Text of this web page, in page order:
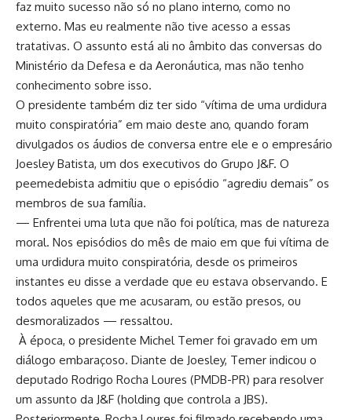
faz muito sucesso não só no plano interno, como no
externo. Mas eu realmente não tive acesso a essas
tratativas. O assunto está ali no âmbito das conversas do
Ministério da Defesa e da Aeronáutica, mas não tenho
conhecimento sobre isso.
O presidente também diz ter sido “vítima de uma urdidura
muito conspiratória” em maio deste ano, quando foram
divulgados os áudios de conversa entre ele e o empresário
Joesley Batista, um dos executivos do Grupo J&F. O
peemedebista admitiu que o episódio “agrediu demais” os
membros de sua família.
— Enfrentei uma luta que não foi política, mas de natureza
moral. Nos episódios do mês de maio em que fui vítima de
uma urdidura muito conspiratória, desde os primeiros
instantes eu disse a verdade que eu estava observando. E
todos aqueles que me acusaram, ou estão presos, ou
desmoralizados — ressaltou.
À época, o presidente Michel Temer foi gravado em um
diálogo embaraçoso. Diante de Joesley, Temer indicou o
deputado Rodrigo Rocha Loures (PMDB-PR) para resolver
um assunto da J&F (holding que controla a JBS).